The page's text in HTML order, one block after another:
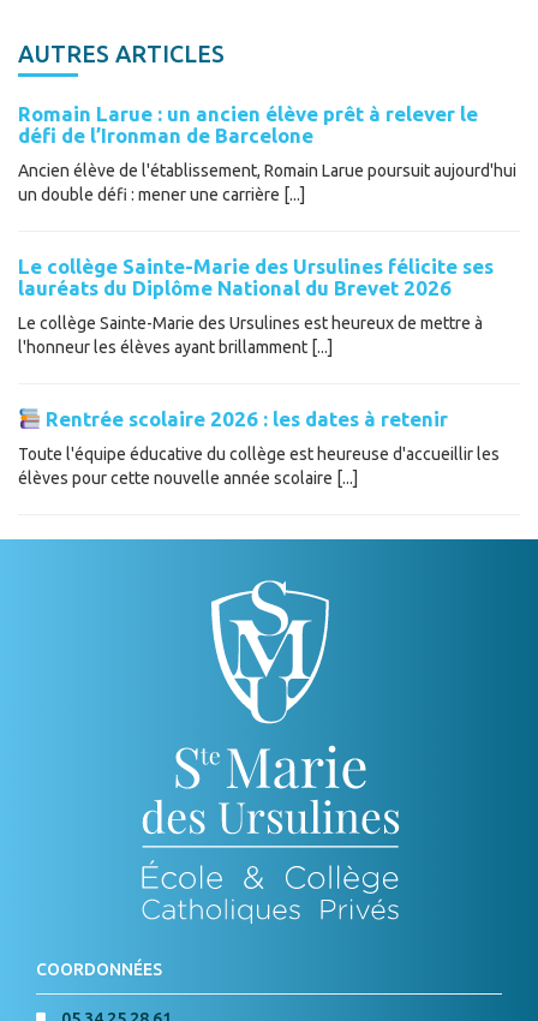
AUTRES ARTICLES
Romain Larue : un ancien élève prêt à relever le
défi de l’Ironman de Barcelone
Ancien élève de l'établissement, Romain Larue poursuit aujourd'hui
un double défi : mener une carrière [...]
Le collège Sainte-Marie des Ursulines félicite ses
lauréats du Diplôme National du Brevet 2026
Le collège Sainte-Marie des Ursulines est heureux de mettre à
l'honneur les élèves ayant brillamment [...]
Rentrée scolaire 2026 : les dates à retenir
Toute l'équipe éducative du collège est heureuse d'accueillir les
élèves pour cette nouvelle année scolaire [...]
COORDONNÉES